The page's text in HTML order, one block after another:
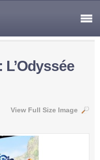
View Full Size Image